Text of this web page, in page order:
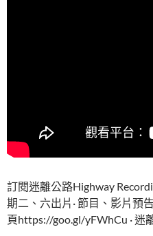
訂閱迷離公路Highway
期二、六出片· 節目、影片預
頁https://goo.gl/yFWhCu · 迷